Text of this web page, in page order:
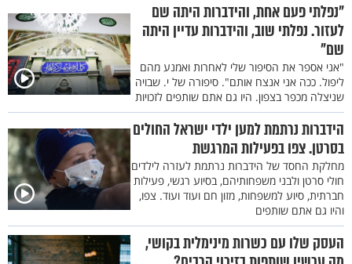
"נפלתי פעם אחת, והידברות היתה שם
לעזור. נפלתי שוב, והידברות עדיין היתה
שם"
"אני אספר את הסיפור שלי לאחרות ואמנע מהם
ליפול. ככה אני אנצח אותם". סיפורה של י. שבויה
שניצלה מכפר בצפון. היו גם אתם שותפים לזכויות
הידברות נרתמת למען ילדי ישראל החולים
בסרטן. צפו בפעילות המרגשת
מחלקת החסד של הידברות נרתמת לעזרה לילדים
חולי סרטן ולבני משפחותיהם, בסיוע רגשי, פעילות
חברתית, סיוע למשפחות, מזון חם ועוד ועוד. צפו,
והיו גם אתם שותפים
העסק שלו עם כשרות מינימלית בקושי,